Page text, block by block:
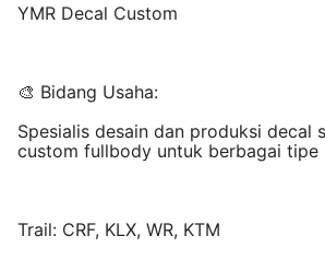
YMR Decal Custom
🎨 Bidang Usaha:
Spesialis desain dan produksi decal
custom fullbody untuk berbagai
Trail: CRF, KLX, WR, KTM